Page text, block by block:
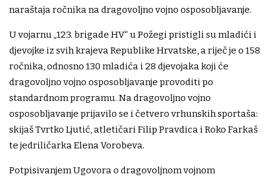
naraštaja ročnika na dragovoljno vojno osposobljavanje.
U vojarnu „123. brigade HV“ u Požegi pristigli su mladići i
djevojke iz svih krajeva Republike Hrvatske, a riječ je o 158
ročnika, odnosno 130 mladića i 28 djevojaka koji će
dragovoljno vojno osposobljavanje provoditi po
standardnom programu. Na dragovoljno vojno
osposobljavanje prijavilo se i četvero vrhunskih sportaša:
skijaš Tvrtko Ljutić, atletičari Filip Pravdica i Roko Farkaš
te jedriličarka Elena Vorobeva.
Potpisivanjem Ugovora o dragovoljnom vojnom